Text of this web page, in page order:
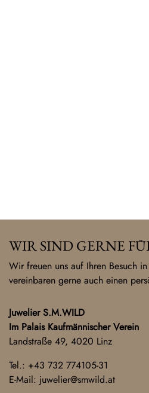
WIR SIND GERNE
Wir freuen uns auf Ihren Besuch
vereinbaren gerne auch einen
Juwelier S.M.WILD
Im Palais Kaufmännischer Verein
Landstraße 49, 4020 Linz
Tel.: +43 732 774105-31
E-Mail: juwelier@smwild.at